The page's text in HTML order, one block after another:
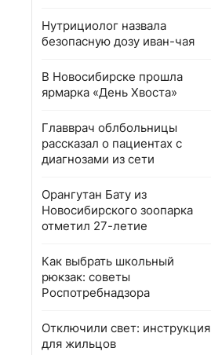
Нутрициолог назвала
безопасную дозу иван-чая
В Новосибирске прошла
ярмарка «День Хвоста»
Главврач облбольницы
рассказал о пациентах с
диагнозами из сети
Орангутан Бату из
Новосибирского зоопарка
отметил 27-летие
Как выбрать школьный
рюкзак: советы
Роспотребнадзора
Отключили свет: инструкция
для жильцов